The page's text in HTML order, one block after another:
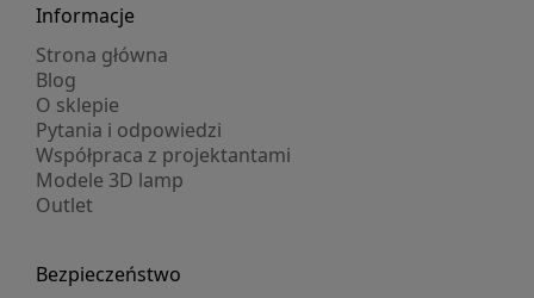
Informacje
Strona główna
Blog
O sklepie
Pytania i odpowiedzi
Współpraca z projektantami
Modele 3D lamp
Outlet
Bezpieczeństwo